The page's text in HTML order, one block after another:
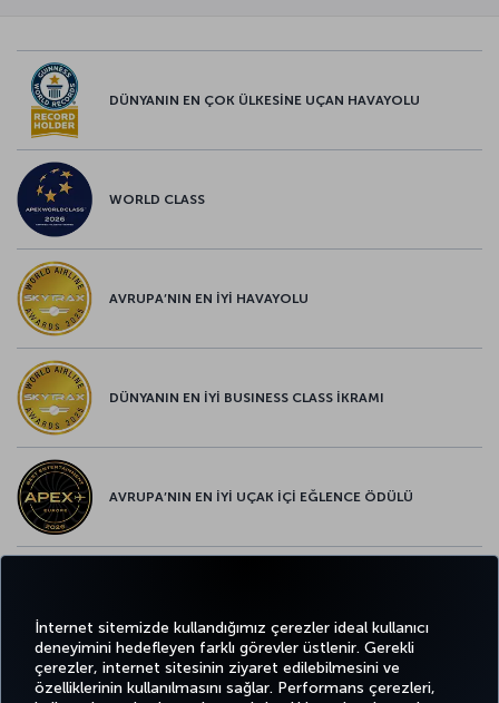
İnternet sitemizde kullandığımız çerezler ideal kullanıcı
deneyimini hedefleyen farklı görevler üstlenir. Gerekli
çerezler, internet sitesinin ziyaret edilebilmesini ve
özelliklerinin kullanılmasını sağlar. Performans çerezleri,
DÜNYANIN EN ÇOK ÜLKESİNE UÇAN HAVAYOLU
WORLD CLASS
AVRUPA’NIN EN İYİ HAVAYOLU
DÜNYANIN EN İYİ BUSINESS CLASS İKRAMI
AVRUPA’NIN EN İYİ UÇAK İÇİ EĞLENCE ÖDÜLÜ